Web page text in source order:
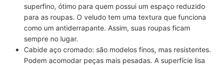
superfino, ótimo para quem possui um espaço reduzido
para as roupas. O veludo tem uma textura que funciona
como um antiderrapante. Assim, suas roupas ficam
sempre no lugar.
Cabide aço cromado: são modelos finos, mas resistentes.
Podem acomodar peças mais pesadas. A superfície lisa